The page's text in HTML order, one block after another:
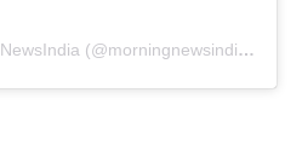
A post shared by MorningNewsIndia (@morningnewsindiaa)